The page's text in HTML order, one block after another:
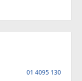
01 4095 130